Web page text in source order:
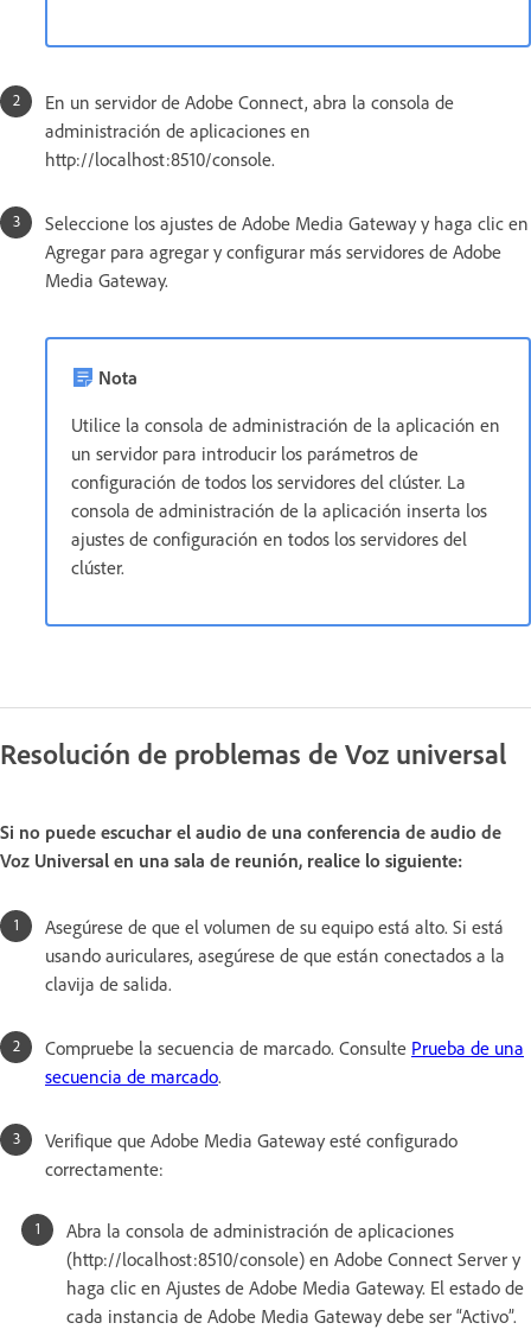
En un servidor de Adobe Connect, abra la consola de
administración de aplicaciones en
http://localhost:8510/console.
Seleccione los ajustes de Adobe Media Gateway y haga clic en
Agregar para agregar y configurar más servidores de Adobe
Media Gateway.
Nota
Utilice la consola de administración de la aplicación en
un servidor para introducir los parámetros de
configuración de todos los servidores del clúster. La
consola de administración de la aplicación inserta los
ajustes de configuración en todos los servidores del
clúster.
Resolución de problemas de Voz universal
Si no puede escuchar el audio de una conferencia de audio de
Voz Universal en una sala de reunión, realice lo siguiente:
Asegúrese de que el volumen de su equipo está alto. Si está
usando auriculares, asegúrese de que están conectados a la
clavija de salida.
Compruebe la secuencia de marcado. Consulte Prueba de una
secuencia de marcado.
Verifique que Adobe Media Gateway esté configurado
correctamente:
Abra la consola de administración de aplicaciones
(http://localhost:8510/console) en Adobe Connect Server y
haga clic en Ajustes de Adobe Media Gateway. El estado de
cada instancia de Adobe Media Gateway debe ser “Activo”.